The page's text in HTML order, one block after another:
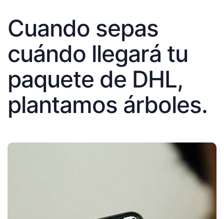
Cuando sepas
cuándo llegará tu
paquete de DHL,
plantamos árboles.